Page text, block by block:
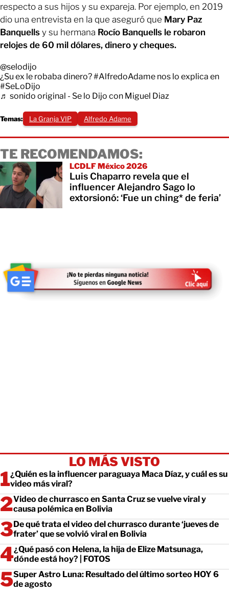
respecto a sus hijos y su expareja. Por ejemplo, en 2019
dio una entrevista en la que aseguró que Mary Paz
Banquells y su hermana Rocío Banquells le robaron
relojes de 60 mil dólares, dinero y cheques.
@selodijo
¿Su ex le robaba dinero?#AlfredoAdame nos lo explica en
#SeLoDijo
♬ sonido original - Se lo Dijo con Miguel Diaz
Temas: La Granja VIP Alfredo Adame
TE RECOMENDAMOS:
LCDLF México 2026
Luis Chaparro revela que el
influencer Alejandro Sago lo
extorsionó: ‘Fue un ching* de feria’
LO MÁS VISTO
¿Quién es la influencer paraguaya Maca Díaz, y cuál es su
video más viral?
Video de churrasco en Santa Cruz se vuelve viral y
causa polémica en Bolivia
De qué trata el video del churrasco durante ‘jueves de
frater’ que se volvió viral en Bolivia
¿Qué pasó con Helena, la hija de Elize Matsunaga,
dónde está hoy? | FOTOS
Super Astro Luna: Resultado del último sorteo HOY 6
de agosto